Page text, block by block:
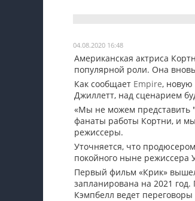
Мои материалы
Мои места
Моя личная афиша
Перечитать
04.08.2020 16:48
Американская актриса
популярной роли. Она
Как сообщает Empire, новую
Джиллетт, над сценарием
«Мы не можем представить
фанаты работы Кортни, и
режиссеры.
Уточняется, что
покойного ныне режиссера
Первый фильм «Крик»
запланирована на 2021
Кэмпбелл ведет